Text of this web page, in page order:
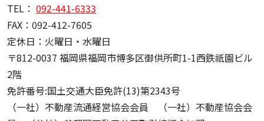
TEL： 092-441-6333
FAX：092-412-7605
定休日：火曜日・水曜日
〒812-0037 福岡県福岡市博多区御供所町1-1西鉄祇園ビル
2階
免許番号:国土交通大臣免許(13)第2343号
（一社）不動産流通経営協会会員 （一社）不動産協会会